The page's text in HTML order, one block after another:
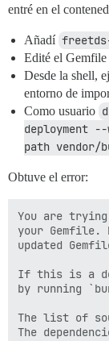
entré en el
Añadí
Edité el Gemfile
Desde la shell,
entorno de
Como usuario
deployment
path vendor/
Obtuve el error:
You are
your Gemfile.
updated
If this is a
by running
The list of
The